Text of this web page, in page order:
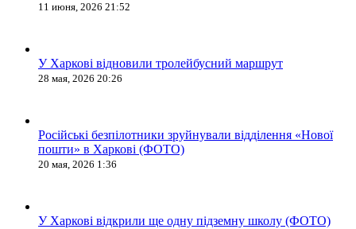
11 июня, 2026 21:52
У Харкові відновили тролейбусний маршрут
28 мая, 2026 20:26
Російські безпілотники зруйнували відділення «Нової
пошти» в Харкові (ФОТО)
20 мая, 2026 1:36
У Харкові відкрили ще одну підземну школу (ФОТО)